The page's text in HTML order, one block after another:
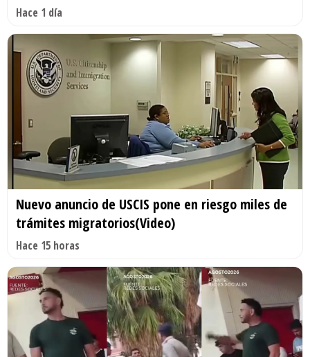
Hace 1 día
Nuevo anuncio de USCIS pone en riesgo miles de
trámites migratorios(Video)
Hace 15 horas